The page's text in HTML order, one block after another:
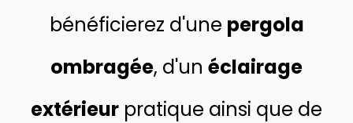
bénéficierez d'une pergola
ombragée, d'un éclairage
extérieur pratique ainsi que de